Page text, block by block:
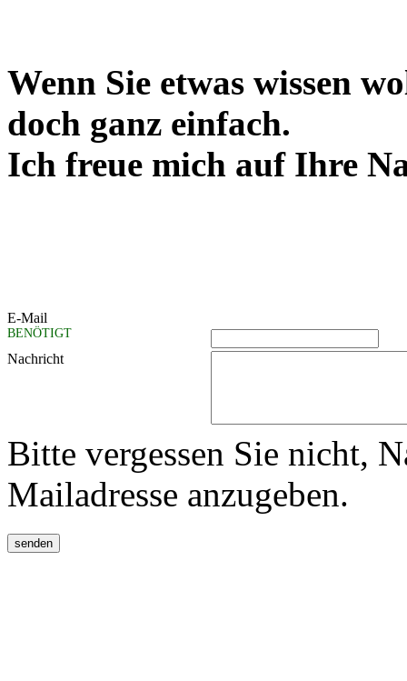
Wenn Sie etwas wissen
doch ganz einfach.
Ich freue mich auf Ihre
E-Mail
BENÖTIGT
Nachricht
Bitte vergessen Sie nicht,
Mailadresse anzugeben.